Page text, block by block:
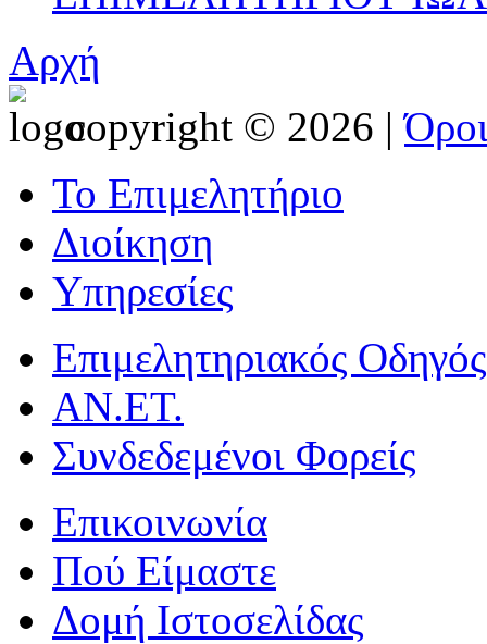
Αρχή
copyright © 2026 |
Το Επιμελητήριο
Διοίκηση
Υπηρεσίες
Επιμελητηριακός Οδηγός
ΑΝ.ΕΤ.
Συνδεδεμένοι Φορείς
Επικοινωνία
Πού Είμαστε
Δομή Ιστοσελίδας